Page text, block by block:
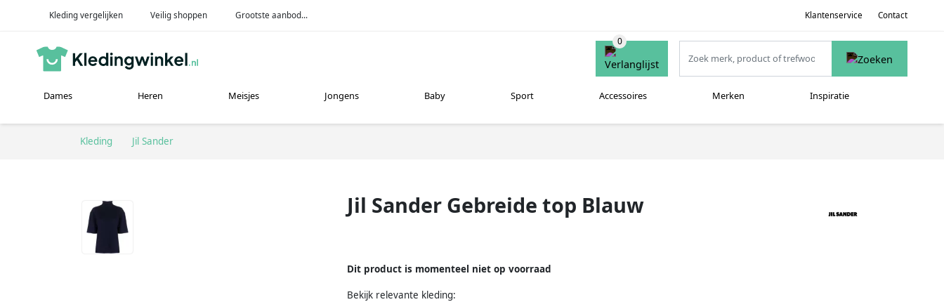
Kleding vergelijken Veilig shoppen Grootste aanbod... Klantenservice Contact
Dames Heren Meisjes Jongens Baby Sport Accessoires Merken Inspiratie
Kleding Jil Sander
Jil Sander Gebreide top Blauw
Dit product is momenteel niet op voorraad
Bekijk relevante kleding: